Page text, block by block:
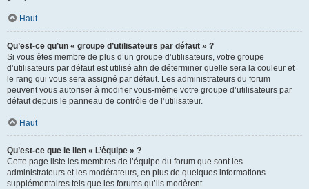
Haut
Qu’est-ce qu’un « groupe d’utilisateurs par défaut » ?
Si vous êtes membre de plus d’un groupe d’utilisateurs, votre groupe
d’utilisateurs par défaut est utilisé afin de déterminer quelle sera la couleur et
le rang qui vous sera assigné par défaut. Les administrateurs du forum
peuvent vous autoriser à modifier vous-même votre groupe d’utilisateurs par
défaut depuis le panneau de contrôle de l’utilisateur.
Haut
Qu’est-ce que le lien « L’équipe » ?
Cette page liste les membres de l’équipe du forum que sont les
administrateurs et les modérateurs, en plus de quelques informations
supplémentaires tels que les forums qu’ils modèrent.